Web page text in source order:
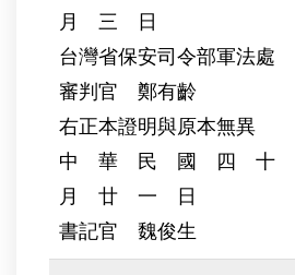
月 三 日
台灣省保安司令部軍法處
審判官 鄭有齡
右正本證明與原本無異
中 華 民 國 四 十
月 廿 一 日
書記官 魏俊生